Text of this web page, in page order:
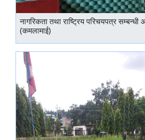
नागरिकता तथा राष्ट्रिय परिचयपत्र सम्बन्धी
(कमलामाई)